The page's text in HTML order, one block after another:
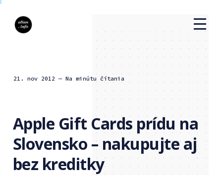
21. nov 2012 — Na minútu čítania
Apple Gift Cards prídu na
Slovensko – nakupujte aj
bez kreditky